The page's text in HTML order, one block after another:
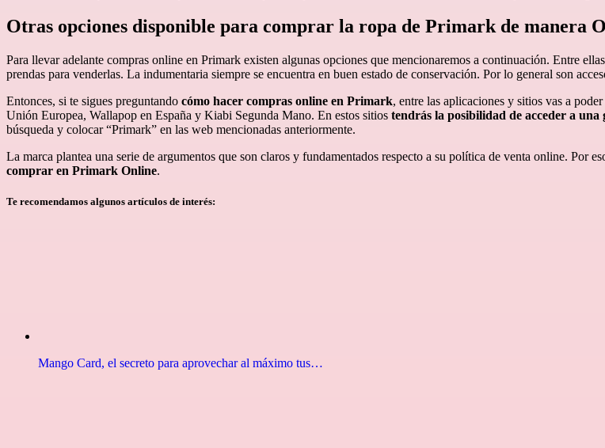
Otras opciones disponible para comprar la ropa de Primark de manera
Para llevar adelante compras online en Primark existen algunas opciones que mencionaremos a continuación. Entre
prendas para venderlas. La indumentaria siempre se encuentra en buen estado de conservación. Por lo general son
Entonces, si te sigues preguntando cómo hacer compras online en Primark, entre las aplicaciones y sitios vas a
Unión Europea, Wallapop en España y Kiabi Segunda Mano. En estos sitios tendrás la posibilidad de acceder a
búsqueda y colocar “Primark” en las web mencionadas anteriormente.
La marca plantea una serie de argumentos que son claros y fundamentados respecto a su política de venta online. Por
comprar en Primark Online.
Te recomendamos algunos artículos de interés:
Mango Card, el secreto para aprovechar al máximo tus…